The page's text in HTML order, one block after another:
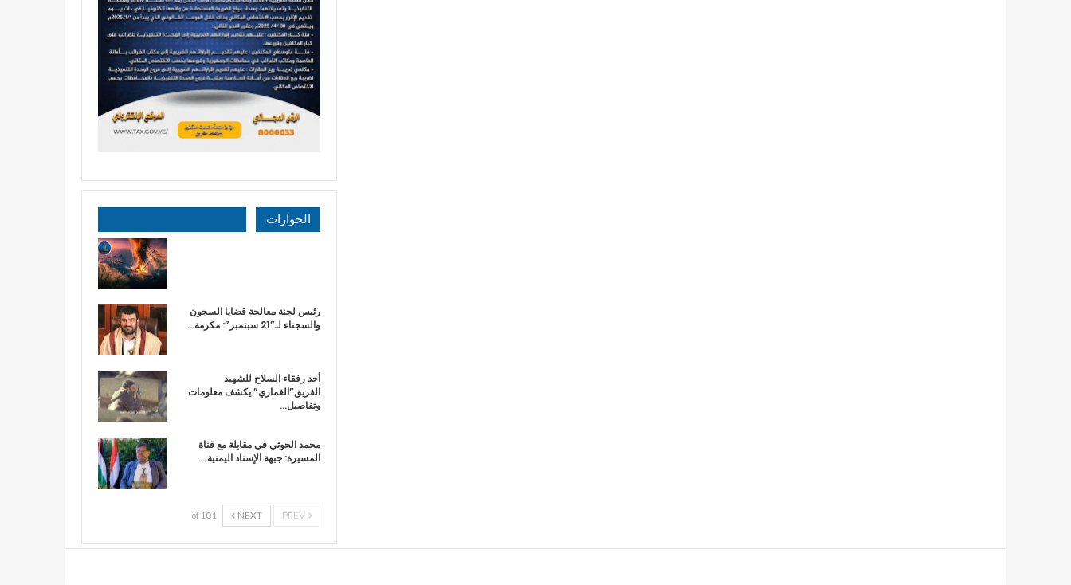
الحوارات
رئيس لجنة معالجة قضايا السجون
والسجناء لـ”21 سبتمبر”: مكرمة…
أحد رفقاء السلاح للشهيد
الفريق”الغماري” يكشف معلومات
وتفاصيل…
محمد الحوثي في مقابلة مع قناة
المسيرة: جبهة الإسناد اليمنية…
NEXT
1 of 10